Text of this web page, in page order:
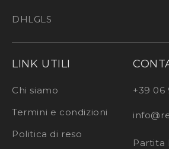
DHLGLS
LINK UTILI
Chi siamo
Termini e condizioni
Politica di reso
+39 06
Partita